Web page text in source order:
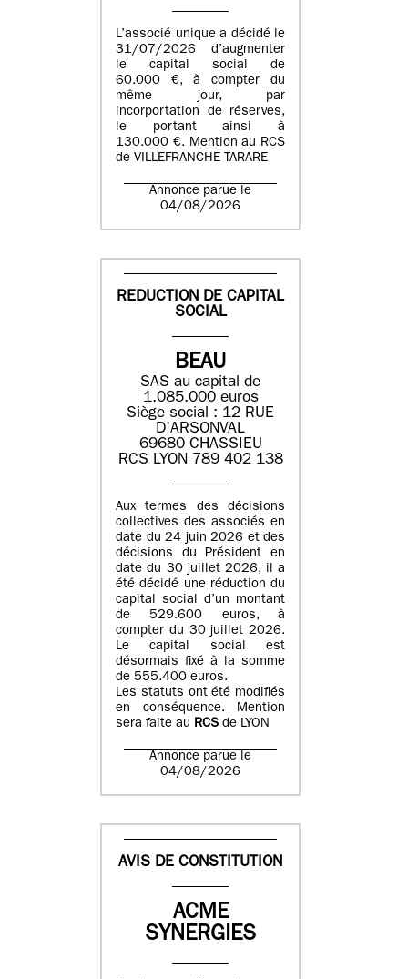
L’associé unique a décidé le
31/07/2026 d’augmenter
le capital social de
60.000 €, à compter du
même jour, par
incorportation de réserves,
le portant ainsi à
130.000 €. Mention au RCS
de VILLEFRANCHE TARARE
Annonce parue le
04/08/2026
REDUCTION DE CAPITAL
SOCIAL
BEAU
SAS au capital de
1.085.000 euros
Siège social : 12 RUE
D'ARSONVAL
69680 CHASSIEU
RCS LYON 789 402 138
Aux termes des décisions
collectives des associés en
date du 24 juin 2026 et des
décisions du Président en
date du 30 juillet 2026, il a
été décidé une réduction du
capital social d’un montant
de 529.600 euros, à
compter du 30 juillet 2026.
Le capital social est
désormais fixé à la somme
de 555.400 euros.
Les statuts ont été modifiés
en conséquence. Mention
sera faite au RCS de LYON
Annonce parue le
04/08/2026
AVIS DE CONSTITUTION
ACME
SYNERGIES